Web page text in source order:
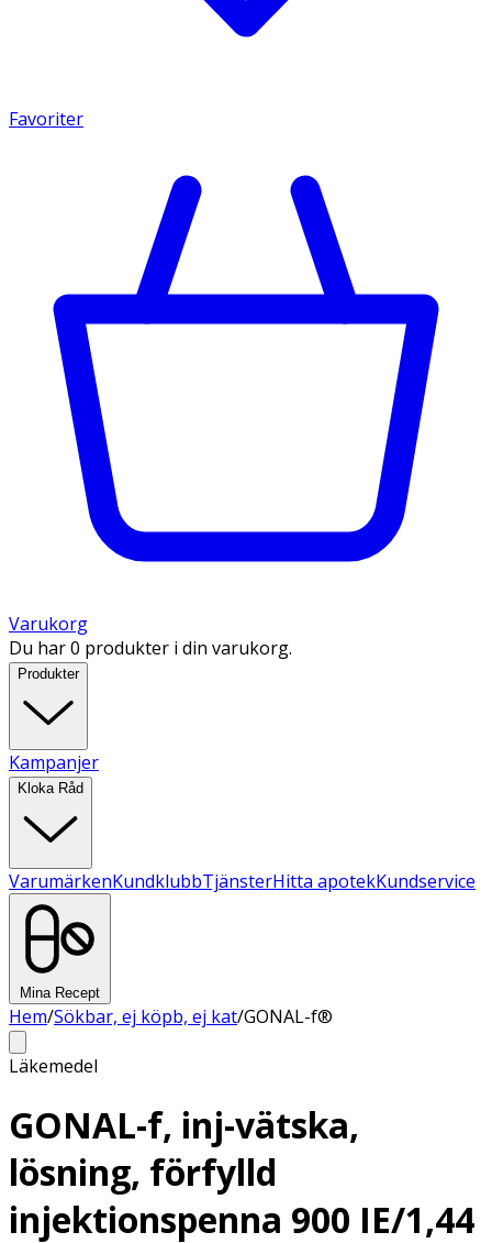
Favoriter
Varukorg
Du har 0 produkter i din varukorg.
Produkter
Kampanjer
Kloka Råd
VarumärkenKundklubbTjänsterHitta apotekKundservice
Mina Recept
Hem/Sökbar, ej köpb, ej kat/GONAL-f®
Läkemedel
GONAL-f, inj-vätska,
lösning, förfylld
injektionspenna 900 IE/1,44